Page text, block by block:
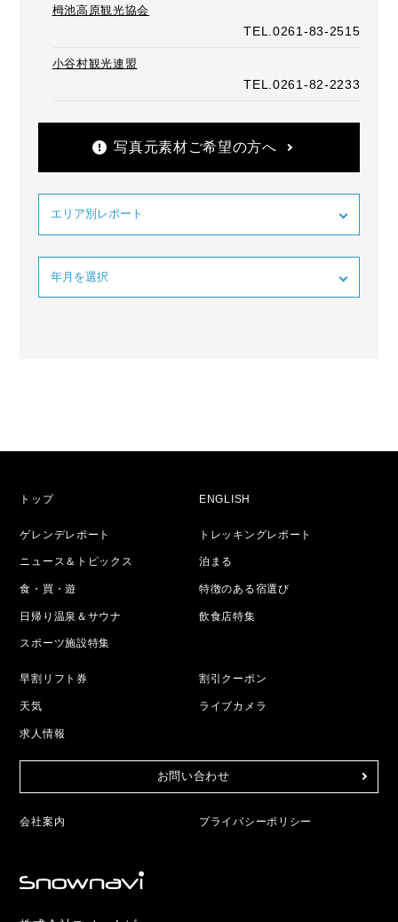
栂池高原観光協会
TEL.0261-83-2515
小谷村観光連盟
TEL.0261-82-2233
写真元素材ご希望の方へ
トップ ENGLISH
ゲレンデレポート トレッキングレポート
ニュース＆トピックス 泊まる
食・買・遊 特徴のある宿選び
日帰り温泉＆サウナ 飲食店特集
スポーツ施設特集
早割リフト券 割引クーポン
天気 ライブカメラ
求人情報
お問い合わせ
会社案内 プライバシーポリシー